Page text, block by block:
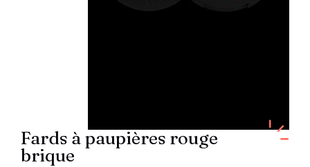
Fards à paupières rouge
brique